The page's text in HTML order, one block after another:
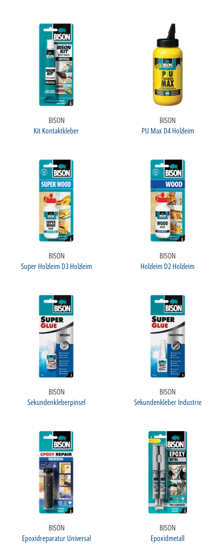
BISON
Kit Kontaktkleber
BISON
PU Max D4 Holzleim
BISON
Super Holzleim D3 Holzleim
BISON
Holzleim D2 Holzleim
BISON
Sekundenkleberpinsel
BISON
Sekundenkleber Industrie
BISON
Epoxidreparatur Universal
BISON
Epoxidmetall